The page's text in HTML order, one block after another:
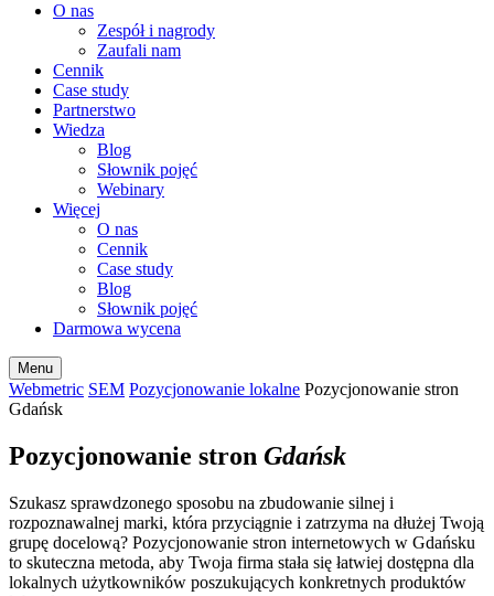
O nas
Zespół i nagrody
Zaufali nam
Cennik
Case study
Partnerstwo
Wiedza
Blog
Słownik pojęć
Webinary
Więcej
O nas
Cennik
Case study
Blog
Słownik pojęć
Darmowa wycena
Menu
Webmetric SEM Pozycjonowanie lokalne Pozycjonowanie stron
Gdańsk
Pozycjonowanie stron Gdańsk
Szukasz sprawdzonego sposobu na zbudowanie silnej i
rozpoznawalnej marki, która przyciągnie i zatrzyma na dłużej Twoją
grupę docelową? Pozycjonowanie stron internetowych w Gdańsku
to skuteczna metoda, aby Twoja firma stała się łatwiej dostępna dla
lokalnych użytkowników poszukujących konkretnych produktów